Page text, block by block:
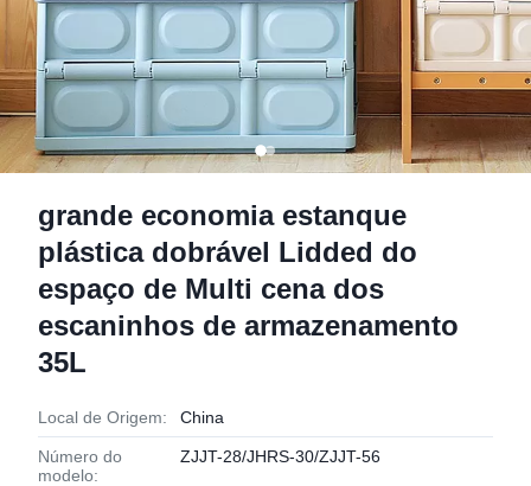
grande economia estanque
plástica dobrável Lidded do
espaço de Multi cena dos
escaninhos de armazenamento
35L
Local de Origem: China
Número do
modelo:
ZJJT-28/JHRS-30/ZJJT-56